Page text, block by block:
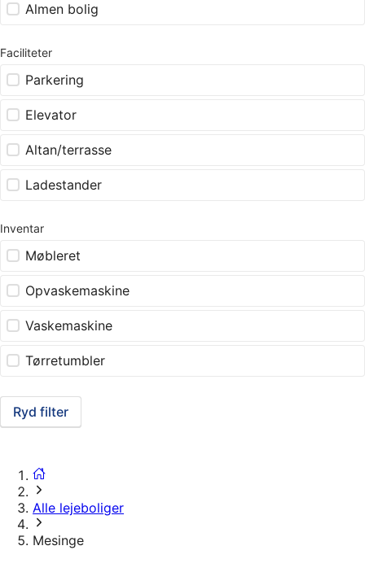
Almen bolig
Faciliteter
Parkering
Elevator
Altan/terrasse
Ladestander
Inventar
Møbleret
Opvaskemaskine
Vaskemaskine
Tørretumbler
Ryd filter
Alle lejeboliger
Mesinge